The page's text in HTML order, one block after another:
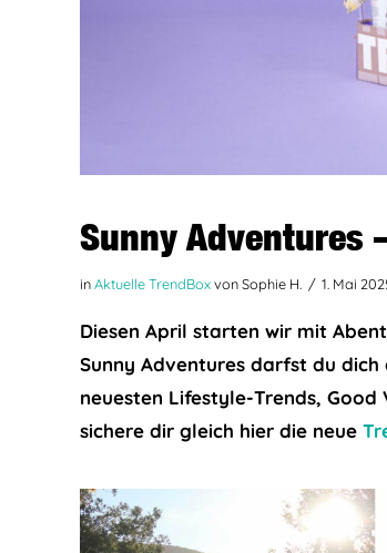
Sunny Adventures
inAktuelle TrendBoxvon Sophie H. 1. Mai
Diesen April starten wir mit
Sunny Adventures darfst du
neuesten Lifestyle-Trends,
sichere dir gleich hier die neue